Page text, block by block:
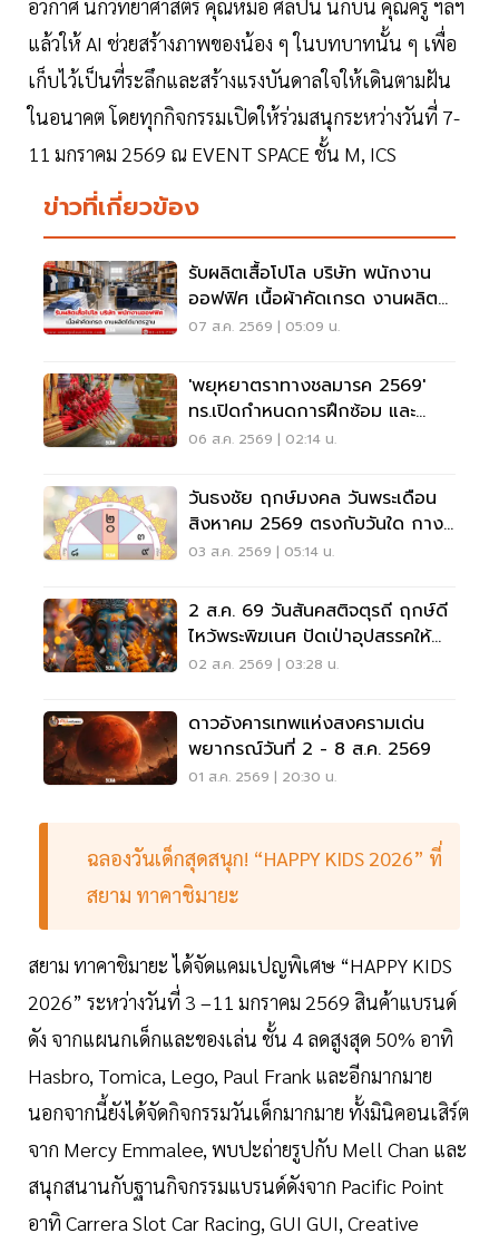
อวกาศ นักวิทยาศาสตร์ คุณหมอ ศิลปิน นักบิน คุณครู ฯลฯ
แล้วให้ AI ช่วยสร้างภาพของน้อง ๆ ในบทบาทนั้น ๆ เพื่อ
เก็บไว้เป็นที่ระลึกและสร้างแรงบันดาลใจให้เดินตามฝัน
ในอนาคต โดยทุกกิจกรรมเปิดให้ร่วมสนุกระหว่างวันที่ 7-
11 มกราคม 2569 ณ EVENT SPACE ชั้น M, ICS
ข่าวที่เกี่ยวข้อง
รับผลิตเสื้อโปโล บริษัท พนักงาน
ออฟฟิศ เนื้อผ้าคัดเกรด งานผลิต
ได้มาตรฐาน
07 ส.ค. 2569 | 05:09 น.
'พยุหยาตราทางชลมารค 2569'
ทร.เปิดกำหนดการฝึกซ้อม และ
วันพระราชพิธี จุดชมขบวน
06 ส.ค. 2569 | 02:14 น.
วันธงชัย ฤกษ์มงคล วันพระเดือน
สิงหาคม 2569 ตรงกับวันใด กาง
ปฏิทินเช็กที่นี่
03 ส.ค. 2569 | 05:14 น.
2 ส.ค. 69 วันสันคสติจตุรถี ฤกษ์ดี
ไหว้พระพิฆเนศ ปัดเป่าอุปสรรคให้
ชีวิตปัง
02 ส.ค. 2569 | 03:28 น.
ดาวอังคารเทพแห่งสงครามเด่น
พยากรณ์วันที่ 2 - 8 ส.ค. 2569
01 ส.ค. 2569 | 20:30 น.
ฉลองวันเด็กสุดสนุก! “HAPPY KIDS 2026” ที่
สยาม ทาคาชิมายะ
สยาม ทาคาชิมายะ ได้จัดแคมเปญพิเศษ “HAPPY KIDS
2026” ระหว่างวันที่ 3 –11 มกราคม 2569 สินค้าแบรนด์
ดัง จากแผนกเด็กและของเล่น ชั้น 4 ลดสูงสุด 50% อาทิ
Hasbro, Tomica, Lego, Paul Frank และอีกมากมาย
นอกจากนี้ยังได้จัดกิจกรรมวันเด็กมากมาย ทั้งมินิคอนเสิร์ต
จาก Mercy Emmalee, พบปะถ่ายรูปกับ Mell Chan และ
สนุกสนานกับฐานกิจกรรมแบรนด์ดังจาก Pacific Point
อาทิ Carrera Slot Car Racing, GUI GUI, Creative